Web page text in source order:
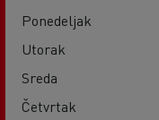
Ponedeljak
Utorak
Sreda
Četvrtak